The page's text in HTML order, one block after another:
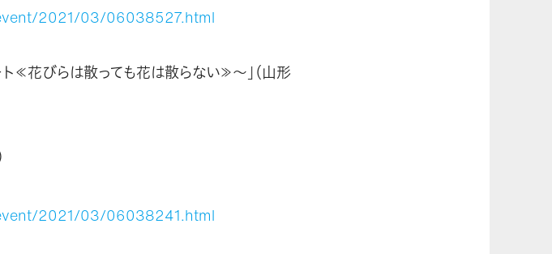
2021/03/06038527.html
≪花びらは散っても花は散らない≫～」（山形
2021/03/06038241.html